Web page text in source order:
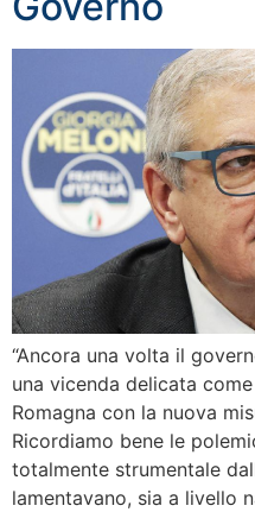
“Ancora una volta il
una vicenda delicata
Romagna con la nuova
Ricordiamo bene le
totalmente strumentale
lamentavano, sia a livello